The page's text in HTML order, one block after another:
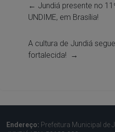
← Jundiá presente no
UNDIME, em Brasília!
A cultura de Jundiá
fortalecida! →
Endereço: Prefeitura Municipal de